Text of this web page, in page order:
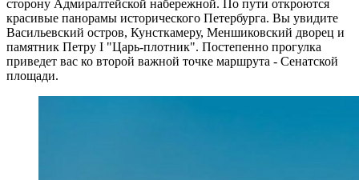
сторону Адмиралтейской набережной. По пути откроются
красивые панорамы исторического Петербурга. Вы увидите
Васильевский остров, Кунсткамеру, Меншиковский дворец и
памятник Петру I "Царь-плотник". Постепенно прогулка
приведет вас ко второй важной точке маршрута - Сенатской
площади.